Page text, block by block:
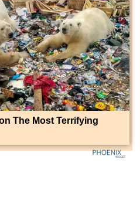
The Most Terrifying